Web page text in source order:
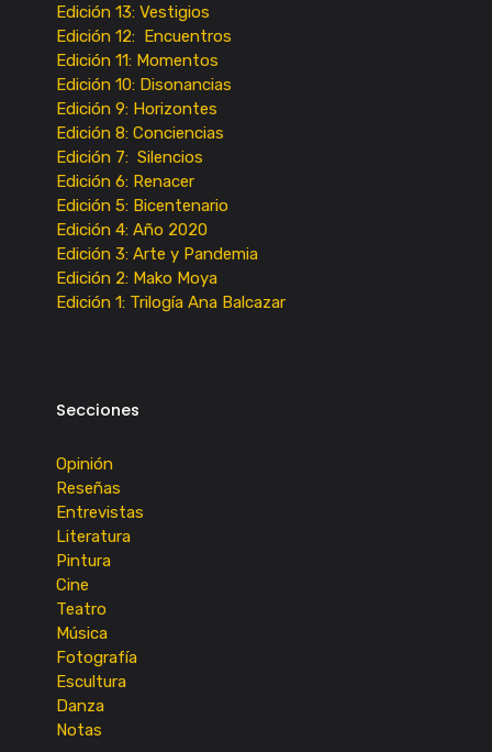
Edición 13: Vestigios
Edición 12: Encuentros
Edición 11: Momentos
Edición 10: Disonancias
Edición 9: Horizontes
Edición 8: Conciencias
Edición 7: Silencios
Edición 6: Renacer
Edición 5: Bicentenario
Edición 4: Año 2020
Edición 3: Arte y Pandemia
Edición 2: Mako Moya
Edición 1: Trilogía Ana Balcazar
Secciones
Opinión
Reseñas
Entrevistas
Literatura
Pintura
Cine
Teatro
Música
Fotografía
Escultura
Danza
Notas